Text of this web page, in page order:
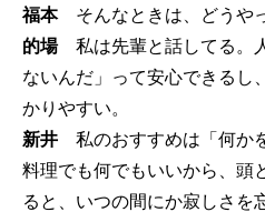
福本そんなときは、どうや
的場私は先輩と話してる。
ないんだ」って安心できるし
かりやすい。
新井 私のおすすめは「何か
料理でも何でもいいから、頭
ると、いつの間にか寂しさを